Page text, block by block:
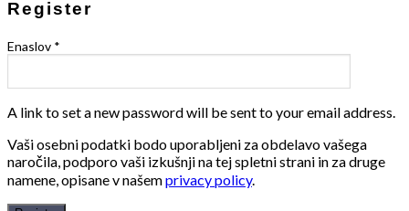
Register
Enaslov *
A link to set a new password will be sent to your email address.
Vaši osebni podatki bodo uporabljeni za obdelavo vašega
naročila, podporo vaši izkušnji na tej spletni strani in za druge
namene, opisane v našemprivacy policy.